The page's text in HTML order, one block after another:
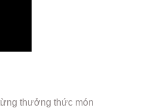
thưởng thức món